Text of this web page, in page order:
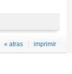
imprimir
« atras